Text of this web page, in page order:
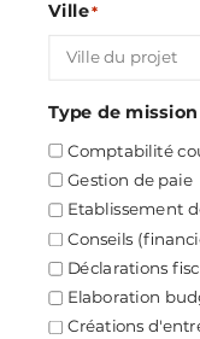
Ville*
Type de
Comptabilité
Gestion de paie
Etablissement
Conseils
Déclarations
Elaboration
Créations